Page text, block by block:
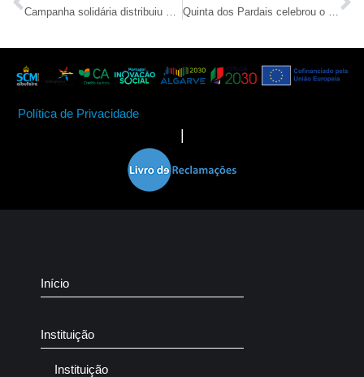
Campanha solidária distribuiu 196 cabazes de Natal Quinta dos Pardais celebrou o Natal com teatro infantil
Política de Privacidade
|
Início
Instituição
Instituição